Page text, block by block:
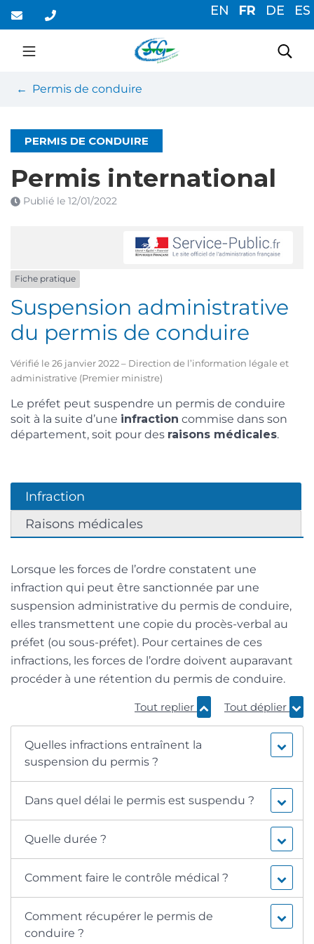
Aller
au
contenu
EN FR DE ES
Saint-Germain-du-
Permis de conduire
PERMIS DE CONDUIRE
Permis international
Publié le 12/01/2022
Fiche pratique
Suspension administrative
du permis de conduire
Vérifié le 26 janvier 2022 – Direction de l’information légale et
administrative (Premier ministre)
Le préfet peut suspendre un permis de conduire
soit à la suite d’une infraction commise dans son
département, soit pour des raisons médicales.
Infraction
Raisons médicales
Lorsque les forces de l’ordre constatent une
infraction qui peut être sanctionnée par une
suspension administrative du permis de conduire,
elles transmettent une copie du procès-verbal au
préfet (ou sous-préfet). Pour certaines de ces
infractions, les forces de l’ordre doivent auparavant
procéder à une rétention du permis de conduire.
Tout replier Tout déplier
Quelles infractions entraînent la
suspension du permis ?
Dans quel délai le permis est suspendu ?
Quelle durée ?
Comment faire le contrôle médical ?
Comment récupérer le permis de
conduire ?